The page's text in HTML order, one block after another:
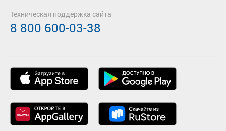
Техническая поддержка сайта
8 800 600-03-38